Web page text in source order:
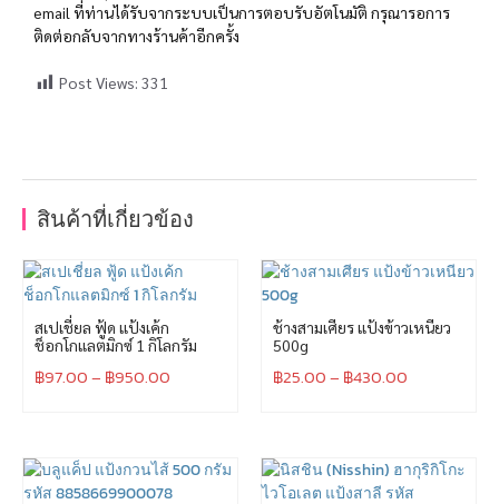
email ที่ท่านได้รับจากระบบเป็นการตอบรับอัตโนมัติ กรุณารอการ
ติดต่อกลับจากทางร้านค้าอีกครั้ง
Post Views: 331
สินค้าที่เกี่ยวข้อง
สเปเชี่ยล ฟู้ด แป้งเค้ก
ช็อกโกแลตมิกซ์ 1 กิโลกรัม
฿97.00– ฿950.00
ช้างสามเศียร แป้งข้าวเหนียว
500g
฿25.00– ฿430.00